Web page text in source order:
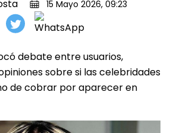
15 Mayo 2026, 09:23
debate entre usuarios,
sobre si las celebridades
de cobrar por aparecer en